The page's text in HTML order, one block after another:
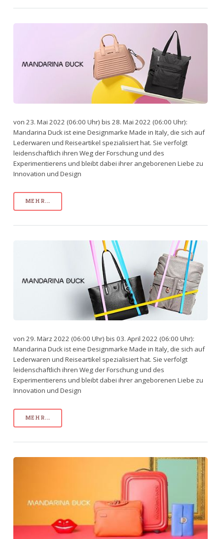
von 23. Mai 2022 (06:00 Uhr) bis 28. Mai 2022 (06:00 Uhr):
Mandarina Duck ist eine Designmarke Made in Italy, die sich auf
Lederwaren und Reiseartikel spezialisiert hat. Sie verfolgt
leidenschaftlich ihren Weg der Forschung und des
Experimentierens und bleibt dabei ihrer angeborenen Liebe zu
Innovation und Design
MEHR...
von 29. März 2022 (06:00 Uhr) bis 03. April 2022 (06:00 Uhr):
Mandarina Duck ist eine Designmarke Made in Italy, die sich auf
Lederwaren und Reiseartikel spezialisiert hat. Sie verfolgt
leidenschaftlich ihren Weg der Forschung und des
Experimentierens und bleibt dabei ihrer angeborenen Liebe zu
Innovation und Design
MEHR...